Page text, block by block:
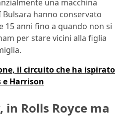
una macchina
hanno conservato
15 anni fino a quando non si
per stare vicini alla figlia
il circuito che ha ispirato
e Harrison
Rolls Royce ma